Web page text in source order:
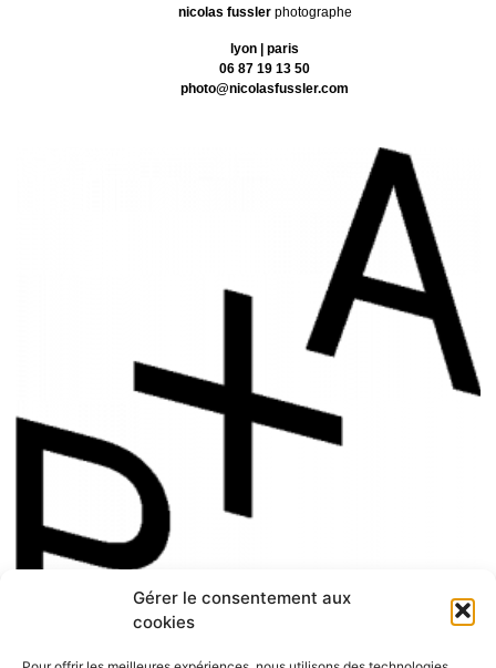
Gérer le consentement aux
cookies
nicolas fussler photographe
lyon | paris
06 87 19 13 50
photo@nicolasfussler.com